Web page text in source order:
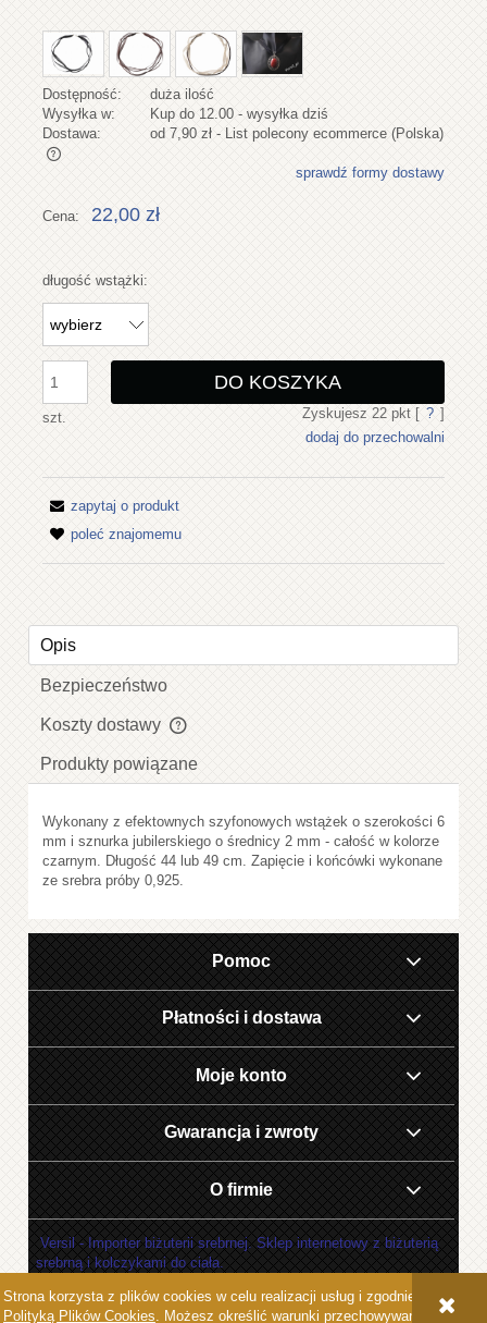
Strona korzysta z plików cookies w celu realizacji usług i zgodnie z
Polityką Plików Cookies. Możesz określić warunki przechowywania
Dostępność:
duża ilość
Wysyłka w:
Kup do 12.00 - wysyłka dziś
Dostawa:
od 7,90 zł - List polecony ecommerce (Polska)
Cena nie zawiera ewentualnych kosztów płatności
sprawdź formy dostawy
Cena: 22,00 zł
długość wstążki:
szt.
DO KOSZYKA
Zyskujesz 22pkt [ ? ]
dodaj do przechowalni
zapytaj o produkt
poleć znajomemu
Opis
Bezpieczeństwo
Koszty dostawy
Cena nie zawiera ewentualnych kosztów płatności
Produkty powiązane
Wykonany z efektownych szyfonowych wstążek o szerokości 6
mm i sznurka jubilerskiego o średnicy 2 mm - całość w kolorze
czarnym. Długość 44 lub 49 cm. Zapięcie i końcówki wykonane
ze srebra próby 0,925.
Pomoc
Płatności i dostawa
Moje konto
Gwarancja i zwroty
O firmie
Versil - Importer biżuterii srebrnej. Sklep internetowy z biżuterią
srebrną i kolczykami do ciała.
POKAŻ PEŁNĄ WERSJĘ STRONY